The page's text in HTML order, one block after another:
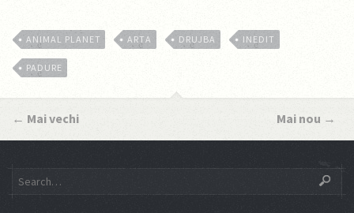
ANIMAL PLANET ARTA DRUJBA INEDIT
PADURE
← Mai vechi Mai nou →